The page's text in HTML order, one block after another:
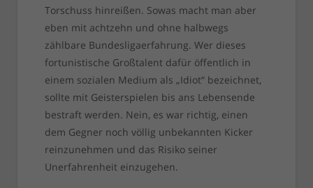
Torschuss hinreißen. Sowas macht man aber
eben mit achtzehn und ohne halbwegs
zählbare Bundesligaerfahrung. Wer dieses
fortunistische Großtalent dafür öffentlich in
einem sozialen Medium als „Idiot“ bezeichnet,
sollte mit Geisterspielen bis ans Lebensende
bestraft werden. Nein, es war richtig, einen
dem Gegner noch völlig unbekannten Kicker
reinzunehmen und das Risiko seiner
Unerfahrenheit einzugehen.